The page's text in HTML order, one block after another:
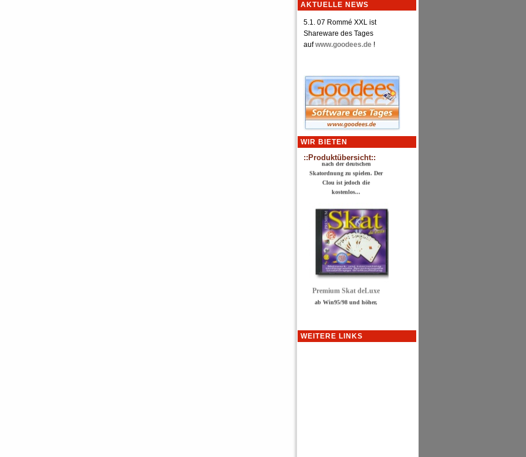
AKTUELLE NEWS
5.1. 07 Rommé XXL ist
Shareware des Tages
aufwww.goodees.de !
WIR BIETEN
::Produktübersicht::
Skat XXL 3.0
ab Windows 98, DirectX6.1
Skat XXL ist ein
Skatprogramm mit
zahlreichen
Regeleinstellungen. Auf
Knopfdruck ist aber auch
Skatordnung zu spielen. Der
Clou ist jedoch die
kostenlos...
Premium Skat deLuxe
ab Win95/98 und höher,
DirectX5.0, 16MB RAM, 30
Programm kein Problem
WEITERE LINKS